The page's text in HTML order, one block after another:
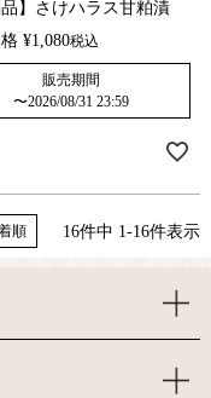
品】さけハラス甘粕漬
¥1,080税込
販売期間
〜2026/08/31 23:59
順 16件中 1-16件表示